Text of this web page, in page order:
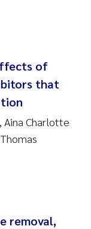
of
that
Aina Charlotte
removal,